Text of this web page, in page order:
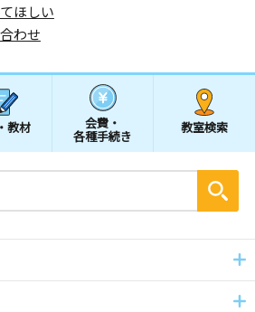
ほしい
わせ
教材 会費・
各種手続き
教室検索